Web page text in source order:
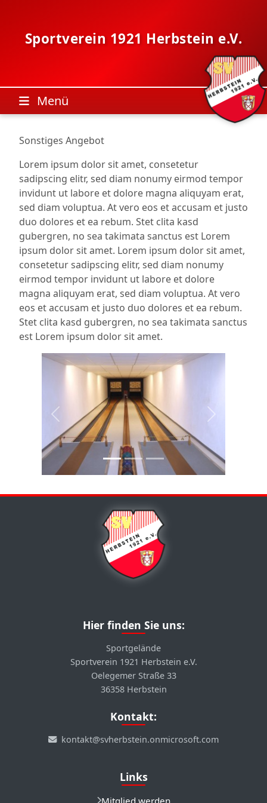
contentSportverein 1921 Herbstein e.V.
Menü
Sonstiges Angebot
Lorem ipsum dolor sit amet, consetetur
sadipscing elitr, sed diam nonumy eirmod tempor
invidunt ut labore et dolore magna aliquyam erat,
sed diam voluptua. At vero eos et accusam et justo
duo dolores et ea rebum. Stet clita kasd
gubergren, no sea takimata sanctus est Lorem
ipsum dolor sit amet. Lorem ipsum dolor sit amet,
consetetur sadipscing elitr, sed diam nonumy
eirmod tempor invidunt ut labore et dolore
magna aliquyam erat, sed diam voluptua. At vero
eos et accusam et justo duo dolores et ea rebum.
Stet clita kasd gubergren, no sea takimata sanctus
est Lorem ipsum dolor sit amet.
Previous Next
Hier finden Sie uns:
Sportgelände
Sportverein 1921 Herbstein e.V.
Oelegemer Straße 33
36358 Herbstein
Kontakt:
kontakt@svherbstein.onmicrosoft.com
Links